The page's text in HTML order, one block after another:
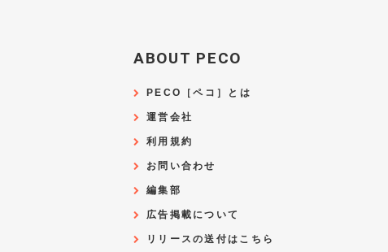
ABOUT PECO
PECO［ペコ］とは
運営会社
利用規約
お問い合わせ
編集部
広告掲載について
リリースの送付はこちら